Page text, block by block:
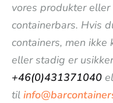
vores produkter
containerbars. Hvis
containers, men
eller stadig er
+46(0)431371040
til